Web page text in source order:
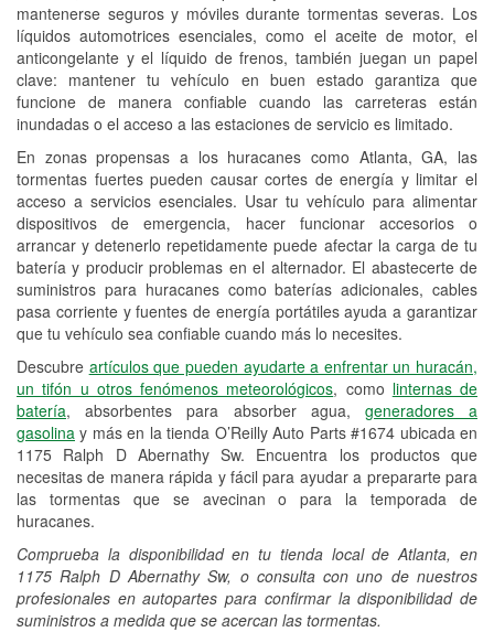
mantenerse seguros y móviles durante tormentas severas. Los
líquidos automotrices esenciales, como el aceite de motor, el
anticongelante y el líquido de frenos, también juegan un papel
clave: mantener tu vehículo en buen estado garantiza que
funcione de manera confiable cuando las carreteras están
inundadas o el acceso a las estaciones de servicio es limitado.
En zonas propensas a los huracanes como Atlanta, GA, las
tormentas fuertes pueden causar cortes de energía y limitar el
acceso a servicios esenciales. Usar tu vehículo para alimentar
dispositivos de emergencia, hacer funcionar accesorios o
arrancar y detenerlo repetidamente puede afectar la carga de tu
batería y producir problemas en el alternador. El abastecerte de
suministros para huracanes como baterías adicionales, cables
pasa corriente y fuentes de energía portátiles ayuda a garantizar
que tu vehículo sea confiable cuando más lo necesites.
Descubre artículos que pueden ayudarte a enfrentar un huracán,
un tifón u otros fenómenos meteorológicos, como linternas de
batería, absorbentes para absorber agua, generadores a
gasolina y más en la tienda O’Reilly Auto Parts #1674 ubicada en
1175 Ralph D Abernathy Sw. Encuentra los productos que
necesitas de manera rápida y fácil para ayudar a prepararte para
las tormentas que se avecinan o para la temporada de
huracanes.
Comprueba la disponibilidad en tu tienda local de Atlanta, en
1175 Ralph D Abernathy Sw, o consulta con uno de nuestros
profesionales en autopartes para confirmar la disponibilidad de
suministros a medida que se acercan las tormentas.
Instalación de limpiaparabrisas
Programa de Préstamo de
Herramientas
Rectificación de tambores y discos de
freno
Hurricane Supplies
Conoce más